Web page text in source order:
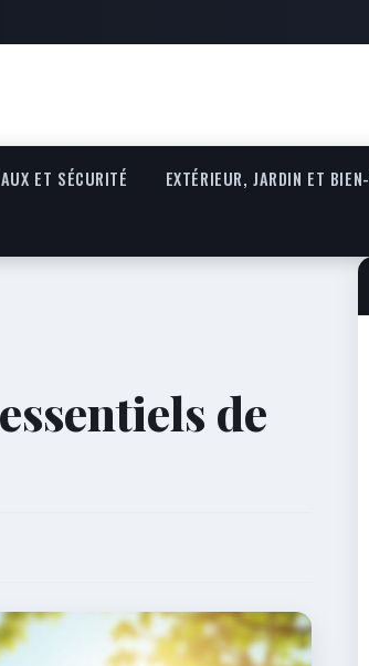
ET SÉCURITÉ EXTÉRIEUR, JARDIN ET
de